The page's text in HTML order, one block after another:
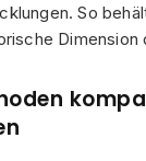
So
Dimension